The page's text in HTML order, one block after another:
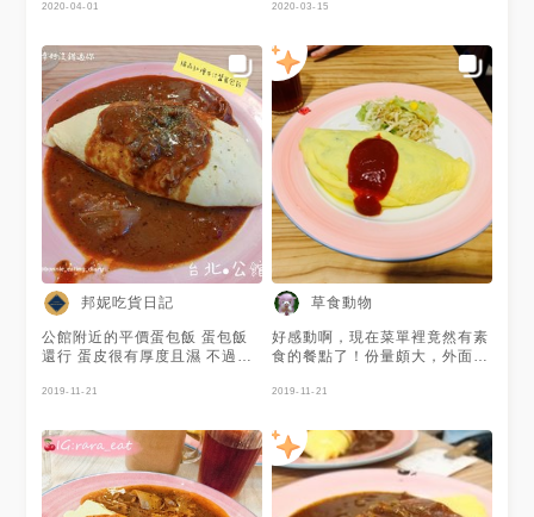
郁的奶油白醬很對味！ 而紅燴
裹的白飯吸收到蛋皮的香氣以及
醬料的美味，滿滿的香氣撲鼻而
來😍 感謝 @Ann 提供的美食照
片❤️
2020-04-01
紅茶跟沙拉 +39元可改奶茶 改
杯很多 而且是好喝的奶茶
2020-03-15
邦妮吃貨日記
公館附近的平價蛋包飯 蛋包飯
還行 蛋皮很有厚度且濕 不過當
是不是人太多的原因 👉🏻完整食
https://www.instagram.com/p/B4NBgHmDNN-/?
igshid=1mw1lp75nqo7q --
👉追蹤 邦妮吃貨日記 看更多美
食
https://instagram.com/bonnie_eating_diary
2019-11-21
草食動物
好感動啊，現在菜單裡竟然有素
食的餐點了！份量頗大，外面是
蔬蘑菇玉米炒飯，搭配著吃味道
數：🍛🍛🍛🍛🍛
2019-11-21